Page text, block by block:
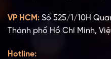
VP HCM: Số 525/1/10H
Thành phố Hồ Chí Minh,
Hotline: